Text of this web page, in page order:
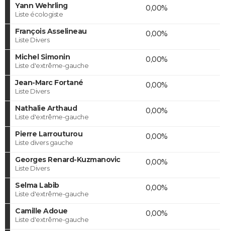
Yann Wehrling
Liste écologiste
0,00%
François Asselineau
Liste Divers
0,00%
Michel Simonin
Liste d'extrême-gauche
0,00%
Jean-Marc Fortané
Liste Divers
0,00%
Nathalie Arthaud
Liste d'extrême-gauche
0,00%
Pierre Larrouturou
Liste divers gauche
0,00%
Georges Renard-Kuzmanovic
Liste Divers
0,00%
Selma Labib
Liste d'extrême-gauche
0,00%
Camille Adoue
Liste d'extrême-gauche
0,00%